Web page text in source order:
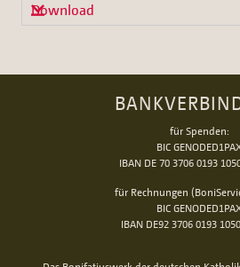
Download
für Spenden:
BIC
IBAN DE 70 3706 0193
für Rechnungen
BIC
IBAN DE92 3706 0193